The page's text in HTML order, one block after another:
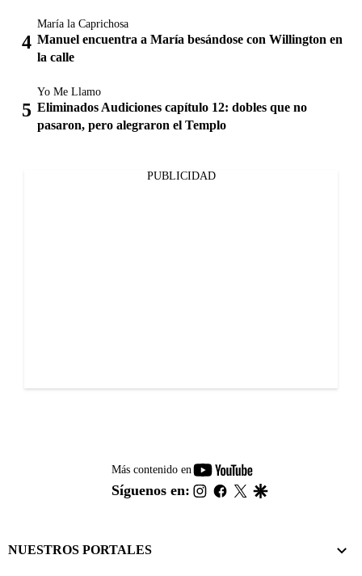
María la Caprichosa
Manuel encuentra a María besándose con Willington en
la calle
Yo Me Llamo
Eliminados Audiciones capítulo 12: dobles que no
pasaron, pero alegraron el Templo
PUBLICIDAD
Más contenido en
youtube-
footer
Síguenos en: instagram
facebook
twitter
NUESTROS PORTALES